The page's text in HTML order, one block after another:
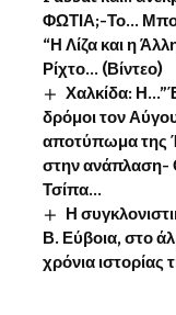
ΦΩΤΙΑ;-Το…
“Η Λίζα και η
Ρίχτο… (Βίντεο)
Χαλκίδα:
δρόμοι τον
αποτύπωμα της
στην ανάπλαση-
Τσίπα…
Η
Β. Εύβοια, στο
χρόνια ιστορίας